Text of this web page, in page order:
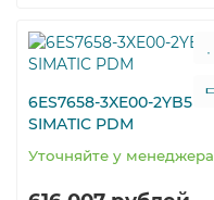
6ES7658-3XE00-2YB5
SIMATIC PDM
Уточняйте у менеджера